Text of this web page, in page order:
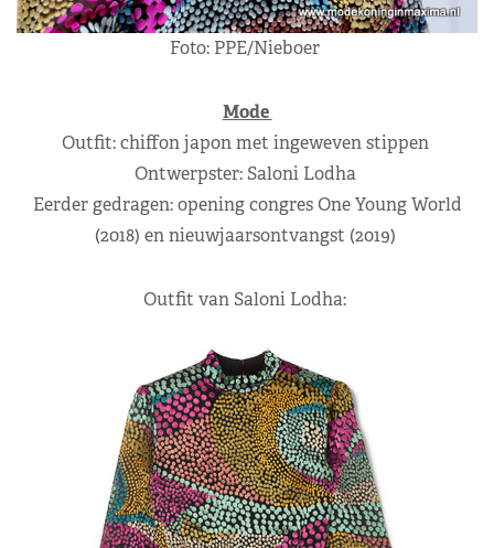
Foto: PPE/Nieboer
Mode
Outfit: chiffon japon met ingeweven stippen
Ontwerpster: Saloni Lodha
Eerder gedragen: opening congres One Young World
(2018) en nieuwjaarsontvangst (2019)
Outfit van Saloni Lodha: